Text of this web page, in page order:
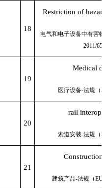
18
Restriction of
电气和电子设备中有害
2011/65/
19
Medical
医疗设备-法规（
20
rail
索道安装-法规（
21
Construction
建筑产品-法规（EU